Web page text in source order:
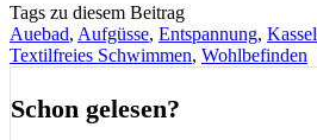
Tags zu diesem Beitrag
Auebad, Aufgüsse, Entspannung, Kassel
Textilfreies Schwimmen, Wohlbefinden
Schon gelesen?